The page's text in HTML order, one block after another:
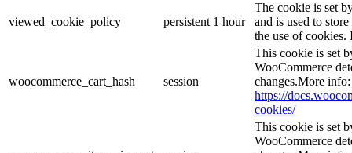
viewed_cookie_policy persistent 1 hour
The cookie is set
and is used to
the use of cookies.
woocommerce_cart_hash session
This cookie is set
WooCommerce
changes.More info:
https://
cookies/
This cookie is set
WooCommerce